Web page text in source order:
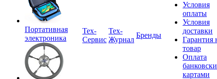
Портативная
электроника
Tex-
Сервис
Тех-
Журнал
Бренды
Условия
оплаты
Условия
доставки
Гарантия
товар
Оплата
картами